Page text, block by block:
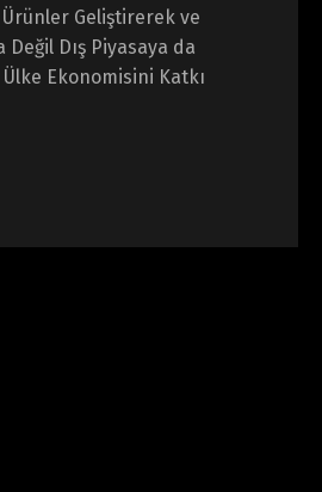
Ürünler Geliştirerek ve
Değil Dış Piyasaya da
Ekonomisini Katkı